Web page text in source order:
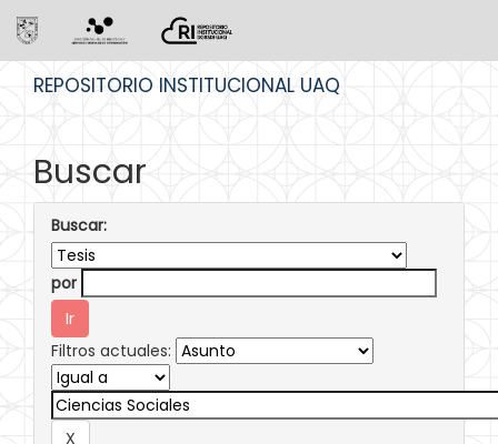
REPOSITORIO INSTITUCIONAL UAQ
Buscar
Buscar:
por
Filtros actuales: